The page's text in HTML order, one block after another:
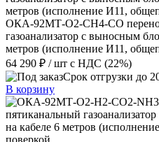
ОКА-92МТ-О2-СH4-CО
газоанализатор с выносным
метров (исполнение И11,
64 290 ₽ / шт с НДС (22%)
Срок отгрузки до
В корзину